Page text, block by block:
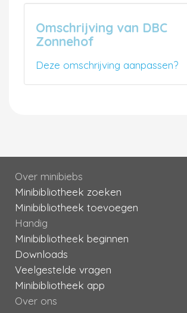
Omschrijving van DBC
Zonnehof
Deze omschrijving aanpassen?
Over minibiebs
Minibibliotheek zoeken
Minibibliotheek toevoegen
Handig
Minibibliotheek beginnen
Downloads
Veelgestelde vragen
Minibibliotheek app
Over ons